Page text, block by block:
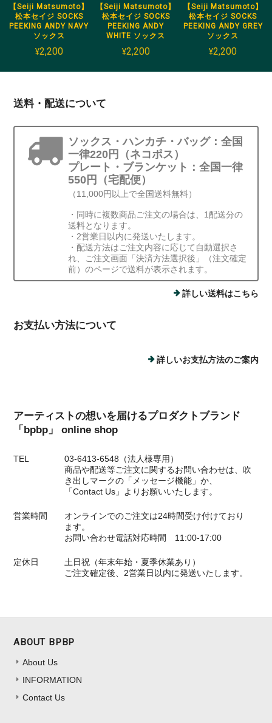
【Seiji Matsumoto】
松本セイジ SOCKS
PEEKING ANDY NAVY
ソックス
¥2,200
【Seiji Matsumoto】
松本セイジ SOCKS
PEEKING ANDY
WHITE ソックス
¥2,200
【Seiji Matsumoto】
松本セイジ SOCKS
PEEKING ANDY GREY
ソックス
¥2,200
送料・配送について
ソックス・ハンカチ・バッグ：全国
一律220円（ネコポス）
プレート・ブランケット：全国一律
550円（宅配便）
（11,000円以上で全国送料無料）
・同時に複数商品ご注文の場合は、1配送分の
送料となります。
・2営業日以内に発送いたします。
・配送方法はご注文内容に応じて自動選択さ
れ、ご注文画面「決済方法選択後」（注文確定
前）のページで送料が表示されます。
詳しい送料はこちら
お支払い方法について
詳しいお支払方法のご案内
アーティストの想いを届けるプロダクトブランド
「bpbp」 online shop
TEL
03-6413-6548（法人様専用）
商品や配送等ご注文に関するお問い合わせは、吹
き出しマークの「メッセージ機能」か、
「Contact Us」よりお願いいたします。
営業時間
オンラインでのご注文は24時間受け付けており
ます。
お問い合わせ電話対応時間 11:00-17:00
定休日
土日祝（年末年始・夏季休業あり）
ご注文確定後、2営業日以内に発送いたします。
ABOUT BPBP
About Us
INFORMATION
Contact Us